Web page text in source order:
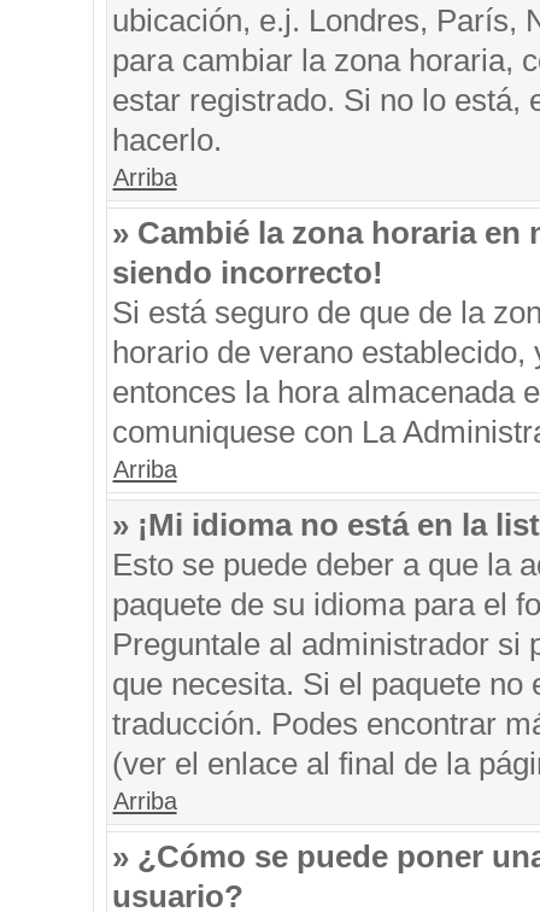
ubicación, e.j. Londres, París,
para cambiar la zona horaria,
estar registrado. Si no lo está,
hacerlo.
Arriba
» Cambié la zona horaria
siendo incorrecto!
Si está seguro de que de la
horario de verano
entonces la hora almacenada
comuniquese con La
Arriba
» ¡Mi idioma no está en la
Esto se puede deber a que la
paquete de su idioma para el
Preguntale al administrador si
que necesita. Si el paquete
traducción. Podes encontrar
(ver el enlace al final de la
Arriba
» ¿Cómo se puede poner
usuario?